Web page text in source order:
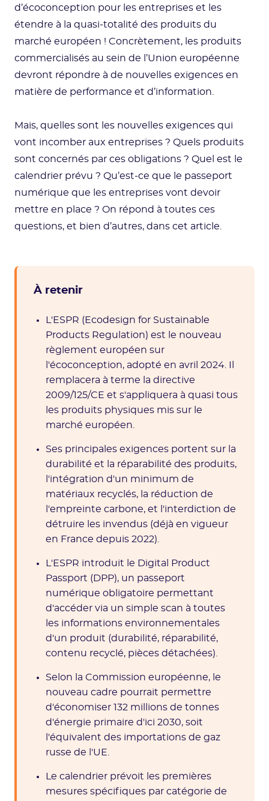
d’écoconception pour les entreprises et les
étendre à la quasi-totalité des produits du
marché européen ! Concrètement, les produits
commercialisés au sein de l’Union européenne
devront répondre à de nouvelles exigences en
matière de performance et d’information.
Mais, quelles sont les nouvelles exigences qui
vont incomber aux entreprises ? Quels produits
sont concernés par ces obligations ? Quel est le
calendrier prévu ? Qu’est-ce que le passeport
numérique que les entreprises vont devoir
mettre en place ? On répond à toutes ces
questions, et bien d’autres, dans cet article.
À retenir
L'ESPR (Ecodesign for Sustainable
Products Regulation) est le nouveau
règlement européen sur
l'écoconception, adopté en avril 2024. Il
remplacera à terme la directive
2009/125/CE et s'appliquera à quasi tous
les produits physiques mis sur le
marché européen.
Ses principales exigences portent sur la
durabilité et la réparabilité des produits,
l'intégration d'un minimum de
matériaux recyclés, la réduction de
l'empreinte carbone, et l'interdiction de
détruire les invendus (déjà en vigueur
en France depuis 2022).
L'ESPR introduit le Digital Product
Passport (DPP), un passeport
numérique obligatoire permettant
d'accéder via un simple scan à toutes
les informations environnementales
d'un produit (durabilité, réparabilité,
contenu recyclé, pièces détachées).
Selon la Commission européenne, le
nouveau cadre pourrait permettre
d'économiser 132 millions de tonnes
d'énergie primaire d'ici 2030, soit
l'équivalent des importations de gaz
russe de l'UE.
Le calendrier prévoit les premières
mesures spécifiques par catégorie de